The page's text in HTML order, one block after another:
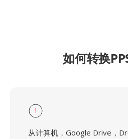
如何转换
1
从计算机，Google Drive，